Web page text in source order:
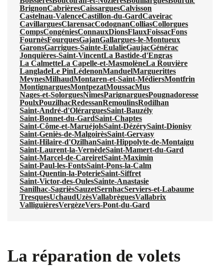
BrignonCabrièresCaissarguesCalvisson
Castelnau-ValenceCastillon-du-GardCaveirac
CavillarguesClarensacCodognanColliasCollorgues
CompsCongéniesConnauxDionsFlauxFoissacFons
FournèsFourquesGajanGallargues-le-Montueux
GaronsGarrigues-Sainte-EulalieGaujacGénérac
Jonquières-Saint-VincentLa Bastide-d'Engras
La CalmetteLa Capelle-et-MasmolèneLa Rouvière
LangladeLe PinLédenonManduelMarguerittes
MeynesMilhaudMontaren-et-Saint-MédiersMontfrin
MontignarguesMontpezatMoussacMus
Nages-et-SolorguesNîmesParignarguesPougnadoresse
PoulxPouzilhacRedessanRemoulinsRodilhan
Saint-André-d'OlérarguesSaint-Bauzély
Saint-Bonnet-du-GardSaint-Chaptes
Saint-Côme-et-MaruéjolsSaint-DézérySaint-Dionisy
Saint-Geniès-de-MalgoirèsSaint-Gervasy
Saint-Hilaire-d'OzilhanSaint-Hippolyte-de-Montaigu
Saint-Laurent-la-VernèdeSaint-Mamert-du-Gard
Saint-Marcel-de-CareiretSaint-Maximin
Saint-Paul-les-FontsSaint-Pons-la-Calm
Saint-Quentin-la-PoterieSaint-Siffret
Saint-Victor-des-OulesSainte-Anastasie
Sanilhac-SagrièsSauzetSernhacServiers-et-Labaume
TresquesUchaudUzèsVallabrèguesVallabrix
ValliguièresVergèzeVers-Pont-du-Gard
La réparation de volets